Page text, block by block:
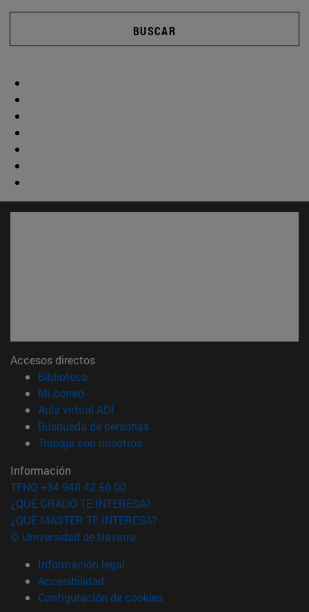
BUSCAR
Accesos directos
Biblioteca
Mi correo(abre en nueva ventana)
Aula virtual ADI
Búsqueda de personas(abre en nueva ventana)
Trabaja con nosotros(abre en nueva ventana)
Información
TFNO +34 948 42 56 00
¿QUÉ GRADO TE INTERESA?
¿QUÉ MÁSTER TE INTERESA?
© Universidad de Navarra
Información legal
Accesibilidad
Configuración de cookies